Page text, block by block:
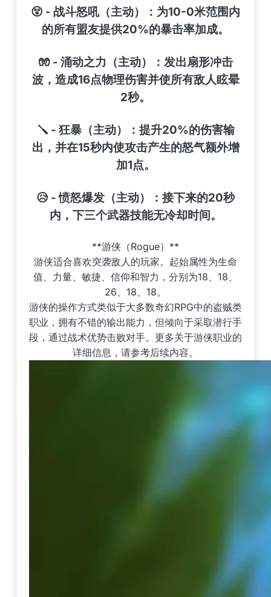
😵 - 战斗怒吼（主动）：为10-0米范围内
的所有盟友提供20%的暴击率加成。
🧤 - 涌动之力（主动）：发出扇形冲击
波，造成16点物理伤害并使所有敌人眩晕
2秒。
🪛 - 狂暴（主动）：提升20%的伤害输
出，并在15秒内使攻击产生的怒气额外增
加1点。
😥 - 愤怒爆发（主动）：接下来的20秒
内，下三个武器技能无冷却时间。
**游侠（Rogue）**
游侠适合喜欢突袭敌人的玩家。起始属性为生命
值、力量、敏捷、信仰和智力，分别为18、18、
26、18、18。
游侠的操作方式类似于大多数奇幻RPG中的盗贼类
职业，拥有不错的输出能力，但倾向于采取潜行手
段，通过战术优势击败对手。更多关于游侠职业的
详细信息，请参考后续内容。